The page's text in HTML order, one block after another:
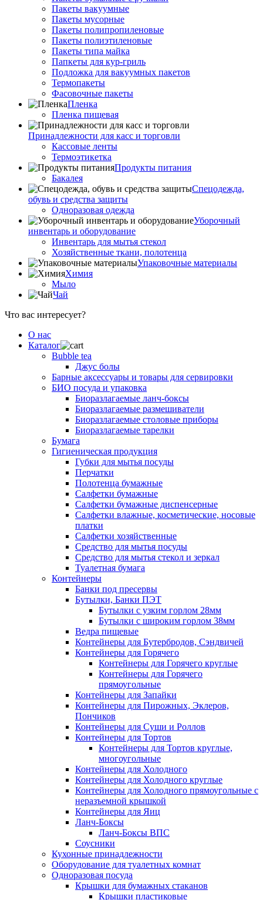
Пакеты вакуумные
Пакеты мусорные
Пакеты полипропиленовые
Пакеты полиэтиленовые
Пакеты типа майка
Папкеты для кур-гриль
Подложка для вакуумных пакетов
Термопакеты
Фасовочные пакеты
Пленка
Пленка пищевая
Принадлежности для касс и торговли
Кассовые ленты
Термоэтикетка
Продукты питания
Бакалея
Спецодежда,
обувь и средства защиты
Одноразовая одежда
Уборочный
инвентарь и оборудование
Инвентарь для мытья стекол
Хозяйственные ткани, полотенца
Упаковочные материалы
Химия
Мыло
Чай
Что вас интересует?
О нас
Каталог
Bubble tea
Джус болы
Барные аксессуары и товары для сервировки
БИО посуда и упаковка
Биоразлагаемые ланч-боксы
Биоразлагаемые размешиватели
Биоразлагаемые столовые приборы
Биоразлагаемые тарелки
Бумага
Гигиеническая продукция
Губки для мытья посуды
Перчатки
Полотенца бумажные
Салфетки бумажные
Салфетки бумажные диспенсерные
Салфетки влажные, косметические, носовые
платки
Салфетки хозяйственные
Средство для мытья посуды
Средство для мытья стекол и зеркал
Туалетная бумага
Контейнеры
Банки под пресервы
Бутылки, Банки ПЭТ
Бутылки с узким горлом 28мм
Бутылки с широким горлом 38мм
Ведра пищевые
Контейнеры для Бутербродов, Сэндвичей
Контейнеры для Горячего
Контейнеры для Горячего круглые
Контейнеры для Горячего
прямоугольные
Контейнеры для Запайки
Контейнеры для Пирожных, Эклеров,
Пончиков
Контейнеры для Суши и Роллов
Контейнеры для Тортов
Контейнеры для Тортов круглые,
многоугольные
Контейнеры для Холодного
Контейнеры для Холодного круглые
Контейнеры для Холодного прямоугольные с
неразъемной крышкой
Контейнеры для Яиц
Ланч-Боксы
Ланч-Боксы ВПС
Соусники
Кухонные принадлежности
Оборудование для туалетных комнат
Одноразовая посуда
Крышки для бумажных стаканов
Крышки пластиковые